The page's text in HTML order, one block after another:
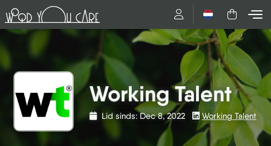
Nederlands
Working Talent
Lid sinds: Dec 8, 2022 Working Talent